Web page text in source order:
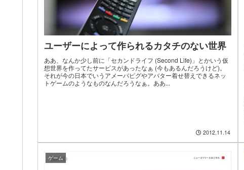
ユーザーによって作られるカタチのない世界
ああ、なんか少し前に「セカンドライフ (Second Life)」とかいう仮
想世界を作ってたサービスがあったなぁ (今もあるんだろうけど)。
それが今の日本でいうアメーバピグやアバター着せ替えできるネッ
トゲームのようなものなんだろうなぁ。ああ...
2012.11.14
ゲーム